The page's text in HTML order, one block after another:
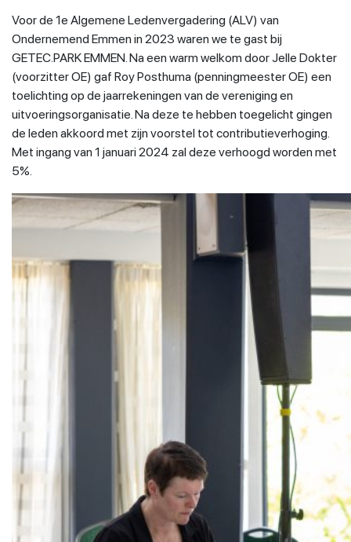
Voor de 1e Algemene Ledenvergadering (ALV) van
Ondernemend Emmen in 2023 waren we te gast bij
GETEC.PARK EMMEN. Na een warm welkom door Jelle Dokter
(voorzitter OE) gaf Roy Posthuma (penningmeester OE) een
toelichting op de jaarrekeningen van de vereniging en
uitvoeringsorganisatie. Na deze te hebben toegelicht gingen
de leden akkoord met zijn voorstel tot contributieverhoging.
Met ingang van 1 januari 2024 zal deze verhoogd worden met
5%.